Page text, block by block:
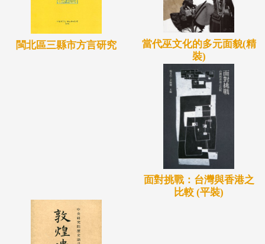
閩北區三縣市方言研究
當代巫文化的多元面貌(精
裝)
面對挑戰：台灣與香港之
比較 (平裝)